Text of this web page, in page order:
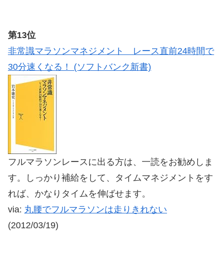
第13位
非常識マラソンマネジメント レース直前24時間で
30分速くなる！ (ソフトバンク新書)
フルマラソンレースに出る方は、一読をお勧めしま
す。しっかり補給をして、タイムマネジメントをす
れば、かなりタイムを伸ばせます。
via: 丸腰でフルマラソンは走りきれない
(2012/03/19)